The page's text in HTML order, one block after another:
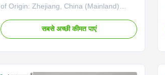
of Origin: Zhejiang, China (Mainland)
Core number: 2,3,4,6 Inorganic mineral
insulating lead material: Ni, Cu Insulator:
सबसे अच्छी कीमत पाएं